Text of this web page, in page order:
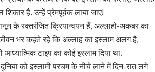
हैं. उन्हें प्रेमपूर्वक लाया जाए!
के रक्तरंजित क्रियान्वयन हैं, अल्लाहो-अकबर का
भर कहते रहे कि अल्लाह का इस्लाम अलग है,
टाइप का कोई इस्लाम दिया था.
को इस्लामी परचम के नीचे लाने में दिन-रात लगे